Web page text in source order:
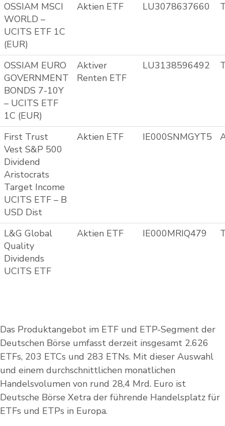
OSSIAM MSCI
WORLD –
UCITS ETF 1C
(EUR)
Aktien ETF LU3078637660
OSSIAM EURO
GOVERNMENT
BONDS 7-10Y
– UCITS ETF
1C (EUR)
Aktiver
Renten ETF
LU3138596492
First Trust
Vest S&P 500
Dividend
Aristocrats
Target Income
UCITS ETF – B
USD Dist
Aktien ETF IE000SNMGYT5
L&G Global
Quality
Dividends
UCITS ETF
Aktien ETF IE000MRIQ479
Das Produktangebot im ETF und ETP-Segment der
Deutschen Börse umfasst derzeit insgesamt 2.626
ETFs, 203 ETCs und 283 ETNs. Mit dieser Auswahl
und einem durchschnittlichen monatlichen
Handelsvolumen von rund 28,4 Mrd. Euro ist
Deutsche Börse Xetra der führende Handelsplatz für
ETFs und ETPs in Europa.